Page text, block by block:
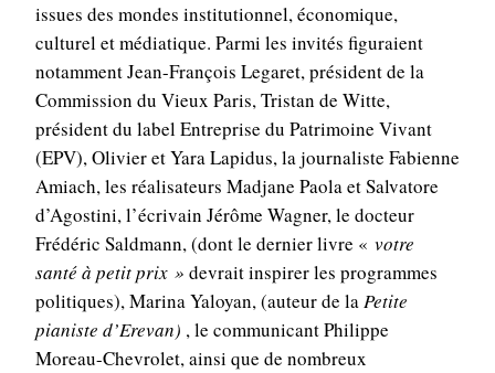
issues des mondes institutionnel, économique,
culturel et médiatique. Parmi les invités figuraient
notamment Jean-François Legaret, président de la
Commission du Vieux Paris, Tristan de Witte,
président du label Entreprise du Patrimoine Vivant
(EPV), Olivier et Yara Lapidus, la journaliste Fabienne
Amiach, les réalisateurs Madjane Paola et Salvatore
d’Agostini, l’écrivain Jérôme Wagner, le docteur
Frédéric Saldmann, (dont le dernier livre « votre
santé à petit prix » devrait inspirer les programmes
politiques), Marina Yaloyan, (auteur de laPetite
pianiste d’Erevan) , le communicant Philippe
Moreau-Chevrolet, ainsi que de nombreux